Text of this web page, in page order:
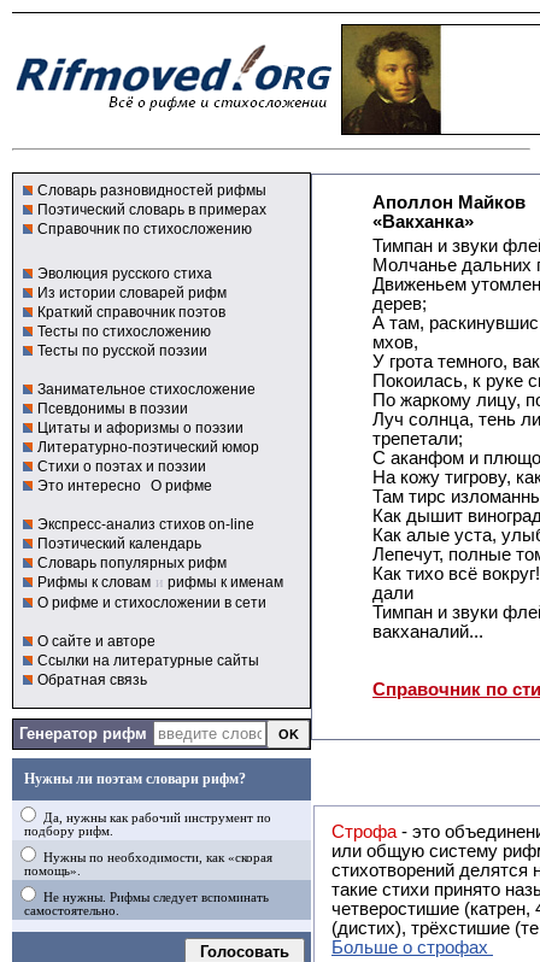
Словарь разновидностей рифмы
Поэтический словарь в примерах
Справочник по стихосложению
Эволюция русского стиха
Из истории словарей рифм
Краткий справочник поэтов
Тесты по стихосложению
Тесты по русской поэзии
Занимательное стихосложение
Псевдонимы в поэзии
Цитаты и афоризмы о поэзии
Литературно-поэтический юмор
Стихи о поэтах и поэзии
Это интересно О рифме
Экспресс-анализ стихов on-line
Поэтический календарь
Словарь популярных рифм
Рифмы к словам и рифмы к именам
О рифме и стихосложении в сети
О сайте и авторе
Ссылки на литературные сайты
Обратная связь
Генератор рифм
Нужны ли поэтам словари рифм?
Да, нужны как рабочий инструмент по
подбору рифм.
Нужны по необходимости, как «скорая
помощь».
Не нужны. Рифмы следует вспоминать
самостоятельно.
Голосовать
Аполлон Майков
«Вакханка»
Тимпан и звуки
Молчанье дальних
Движеньем
дерев;
А там,
мхов,
У грота темного,
Покоилась, к руке
По жаркому лицу,
Луч солнца, тень
трепетали;
С аканфом и
На кожу тигрову,
Там тирс
Как дышит
Как алые уста,
Лепечут, полные
Как тихо всё
дали
Тимпан и звуки
вакханалий...
Справочник по
Строфа - это объединение двух
или общую систему рифм, и регулярно или периодически
стихотворений делятся на строфы и т.о. являются строфическими.
такие стихи принято называть астрофическими. Самая популярная строфа в русской поэзии -
четверостишие
(дистих), трёхстишие
Больше о строфах